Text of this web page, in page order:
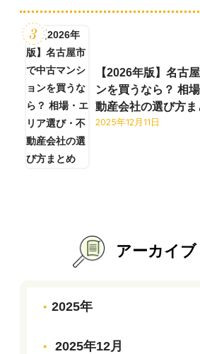
【2026年版】名古
ンを買うなら？ 相
動産会社の選び方ま
2025年12月11日
アーカイブ
2025年
2025年12月